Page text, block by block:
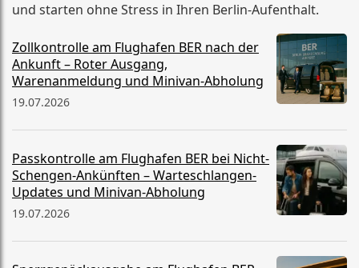
und starten ohne Stress in Ihren Berlin-Aufenthalt.
Zollkontrolle am Flughafen BER nach der
Ankunft – Roter Ausgang,
Warenanmeldung und Minivan-Abholung
19.07.2026
Passkontrolle am Flughafen BER bei Nicht-
Schengen-Ankünften – Warteschlangen-
Updates und Minivan-Abholung
19.07.2026